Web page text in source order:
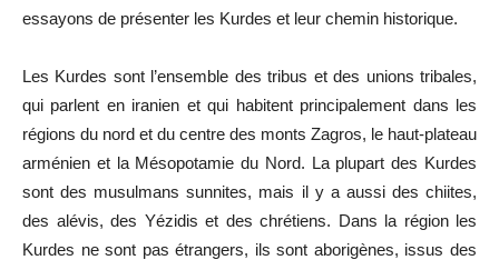
essayons de présenter les Kurdes et leur chemin historique.
Les Kurdes sont l’ensemble des tribus et des unions tribales,
qui parlent en iranien et qui habitent principalement dans les
régions du nord et du centre des monts Zagros, le haut-plateau
arménien et la Mésopotamie du Nord. La plupart des Kurdes
sont des musulmans sunnites, mais il y a aussi des chiites,
des alévis, des Yézidis et des chrétiens. Dans la région les
Kurdes ne sont pas étrangers, ils sont aborigènes, issus des